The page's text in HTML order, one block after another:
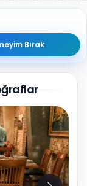
Bırak
10Fotoğraf